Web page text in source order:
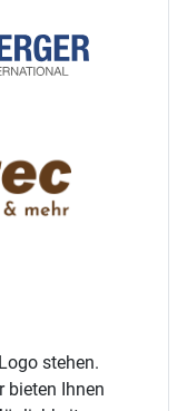
stehen.
bieten Ihnen